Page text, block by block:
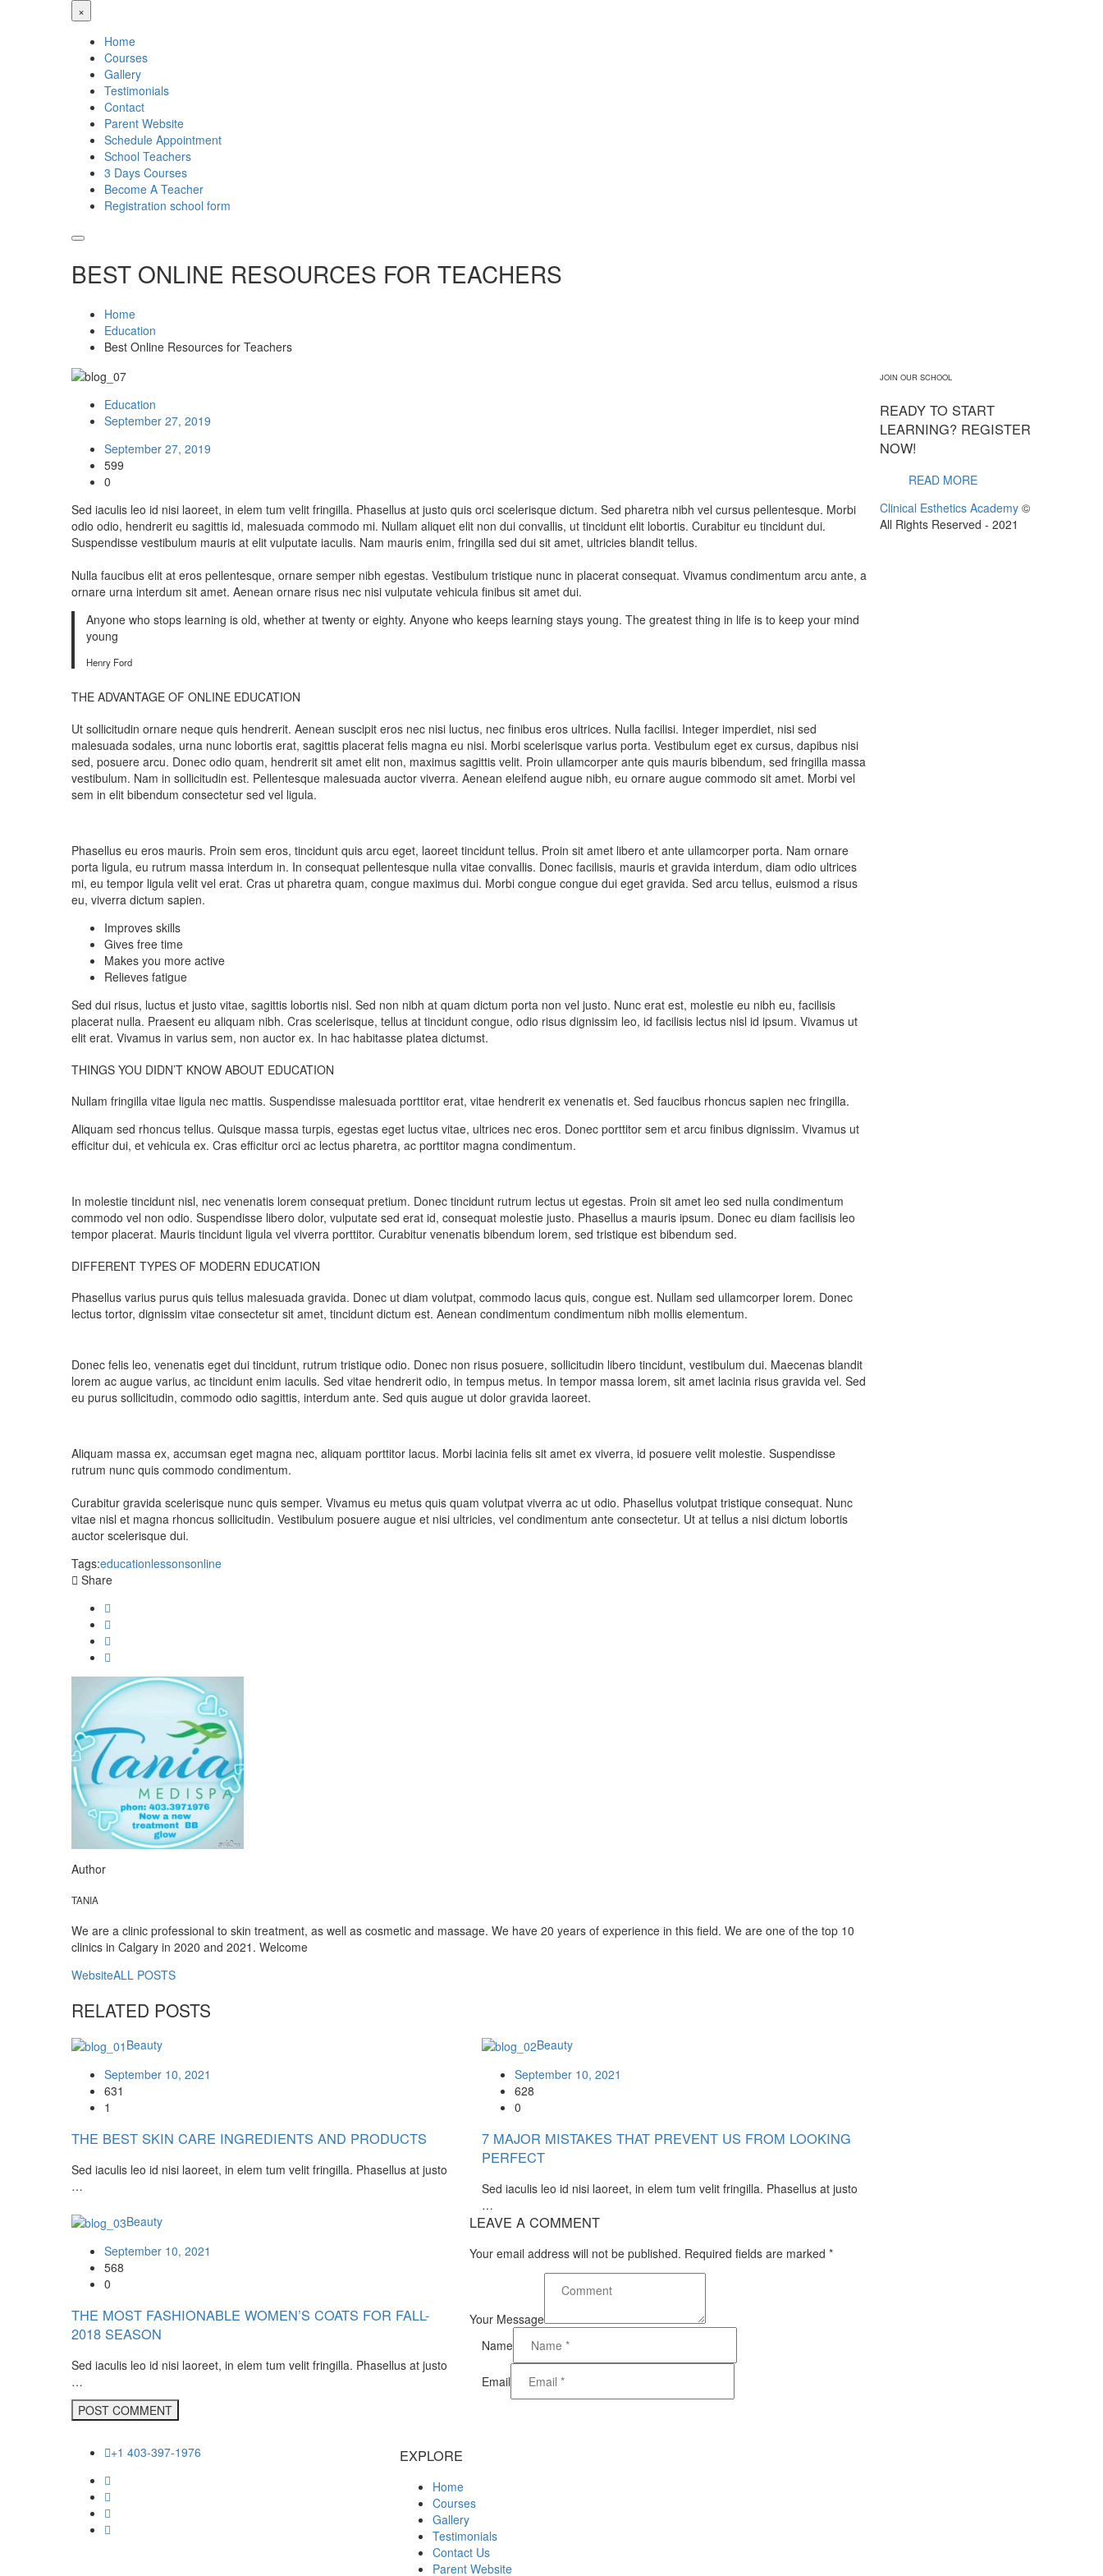
×
Home
Courses
Gallery
Testimonials
Contact
Parent Website
Schedule Appointment
School Teachers
3 Days Courses
Become A Teacher
Registration school form
BEST ONLINE RESOURCES FOR TEACHERS
Home
Education
Best Online Resources for Teachers
Education
September 27, 2019
September 27, 2019
599
0
Sed iaculis leo id nisi laoreet, in elem tum velit fringilla. Phasellus at justo quis orci scelerisque dictum. Sed pharetra nibh vel cursus pellentesque. Morbi
odio odio, hendrerit eu sagittis id, malesuada commodo mi. Nullam aliquet elit non dui convallis, ut tincidunt elit lobortis. Curabitur eu tincidunt dui.
Suspendisse vestibulum mauris at elit vulputate iaculis. Nam mauris enim, fringilla sed dui sit amet, ultricies blandit tellus.
Nulla faucibus elit at eros pellentesque, ornare semper nibh egestas. Vestibulum tristique nunc in placerat consequat. Vivamus condimentum arcu ante, a
ornare urna interdum sit amet. Aenean ornare risus nec nisi vulputate vehicula finibus sit amet dui.
Anyone who stops learning is old, whether at twenty or eighty. Anyone who keeps learning stays young. The greatest thing in life is to keep your mind
young
Henry Ford
THE ADVANTAGE OF ONLINE EDUCATION
Ut sollicitudin ornare neque quis hendrerit. Aenean suscipit eros nec nisi luctus, nec finibus eros ultrices. Nulla facilisi. Integer imperdiet, nisi sed
malesuada sodales, urna nunc lobortis erat, sagittis placerat felis magna eu nisi. Morbi scelerisque varius porta. Vestibulum eget ex cursus, dapibus nisi
sed, posuere arcu. Donec odio quam, hendrerit sit amet elit non, maximus sagittis velit. Proin ullamcorper ante quis mauris bibendum, sed fringilla massa
vestibulum. Nam in sollicitudin est. Pellentesque malesuada auctor viverra. Aenean eleifend augue nibh, eu ornare augue commodo sit amet. Morbi vel
sem in elit bibendum consectetur sed vel ligula.
Phasellus eu eros mauris. Proin sem eros, tincidunt quis arcu eget, laoreet tincidunt tellus. Proin sit amet libero et ante ullamcorper porta. Nam ornare
porta ligula, eu rutrum massa interdum in. In consequat pellentesque nulla vitae convallis. Donec facilisis, mauris et gravida interdum, diam odio ultrices
mi, eu tempor ligula velit vel erat. Cras ut pharetra quam, congue maximus dui. Morbi congue congue dui eget gravida. Sed arcu tellus, euismod a risus
eu, viverra dictum sapien.
Improves skills
Gives free time
Makes you more active
Relieves fatigue
Sed dui risus, luctus et justo vitae, sagittis lobortis nisl. Sed non nibh at quam dictum porta non vel justo. Nunc erat est, molestie eu nibh eu, facilisis
placerat nulla. Praesent eu aliquam nibh. Cras scelerisque, tellus at tincidunt congue, odio risus dignissim leo, id facilisis lectus nisl id ipsum. Vivamus ut
elit erat. Vivamus in varius sem, non auctor ex. In hac habitasse platea dictumst.
THINGS YOU DIDN’T KNOW ABOUT EDUCATION
Nullam fringilla vitae ligula nec mattis. Suspendisse malesuada porttitor erat, vitae hendrerit ex venenatis et. Sed faucibus rhoncus sapien nec fringilla.
Aliquam sed rhoncus tellus. Quisque massa turpis, egestas eget luctus vitae, ultrices nec eros. Donec porttitor sem et arcu finibus dignissim. Vivamus ut
efficitur dui, et vehicula ex. Cras efficitur orci ac lectus pharetra, ac porttitor magna condimentum.
In molestie tincidunt nisl, nec venenatis lorem consequat pretium. Donec tincidunt rutrum lectus ut egestas. Proin sit amet leo sed nulla condimentum
commodo vel non odio. Suspendisse libero dolor, vulputate sed erat id, consequat molestie justo. Phasellus a mauris ipsum. Donec eu diam facilisis leo
tempor placerat. Mauris tincidunt ligula vel viverra porttitor. Curabitur venenatis bibendum lorem, sed tristique est bibendum sed.
DIFFERENT TYPES OF MODERN EDUCATION
Phasellus varius purus quis tellus malesuada gravida. Donec ut diam volutpat, commodo lacus quis, congue est. Nullam sed ullamcorper lorem. Donec
lectus tortor, dignissim vitae consectetur sit amet, tincidunt dictum est. Aenean condimentum condimentum nibh mollis elementum.
Donec felis leo, venenatis eget dui tincidunt, rutrum tristique odio. Donec non risus posuere, sollicitudin libero tincidunt, vestibulum dui. Maecenas blandit
lorem ac augue varius, ac tincidunt enim iaculis. Sed vitae hendrerit odio, in tempus metus. In tempor massa lorem, sit amet lacinia risus gravida vel. Sed
eu purus sollicitudin, commodo odio sagittis, interdum ante. Sed quis augue ut dolor gravida laoreet.
Aliquam massa ex, accumsan eget magna nec, aliquam porttitor lacus. Morbi lacinia felis sit amet ex viverra, id posuere velit molestie. Suspendisse
rutrum nunc quis commodo condimentum.
Curabitur gravida scelerisque nunc quis semper. Vivamus eu metus quis quam volutpat viverra ac ut odio. Phasellus volutpat tristique consequat. Nunc
vitae nisl et magna rhoncus sollicitudin. Vestibulum posuere augue et nisi ultricies, vel condimentum ante consectetur. Ut at tellus a nisi dictum lobortis
auctor scelerisque dui.
Tags:educationlessonsonline
Share
Author
TANIA
We are a clinic professional to skin treatment, as well as cosmetic and massage. We have 20 years of experience in this field. We are one of the top 10
clinics in Calgary in 2020 and 2021. Welcome
WebsiteALL POSTS
RELATED POSTS
Beauty
September 10, 2021
631
1
THE BEST SKIN CARE INGREDIENTS AND PRODUCTS
Sed iaculis leo id nisi laoreet, in elem tum velit fringilla. Phasellus at justo
…
Beauty
September 10, 2021
628
0
7 MAJOR MISTAKES THAT PREVENT US FROM LOOKING
PERFECT
Sed iaculis leo id nisi laoreet, in elem tum velit fringilla. Phasellus at justo
…
Beauty
September 10, 2021
568
0
THE MOST FASHIONABLE WOMEN’S COATS FOR FALL-
2018 SEASON
Sed iaculis leo id nisi laoreet, in elem tum velit fringilla. Phasellus at justo
…
LEAVE A COMMENT
Your email address will not be published. Required fields are marked *
Your Message
Name
Email
JOIN OUR SCHOOL
READY TO START
LEARNING? REGISTER
NOW!
READ MORE
+1 403-397-1976 EXPLORE
Home
Courses
Gallery
Testimonials
Contact Us
Parent Website
Clinical Esthetics Academy ©
All Rights Reserved - 2021